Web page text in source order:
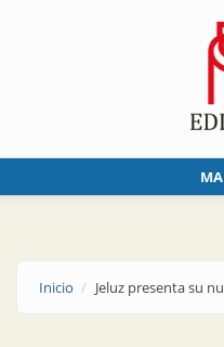
Inicio Jeluz presenta su